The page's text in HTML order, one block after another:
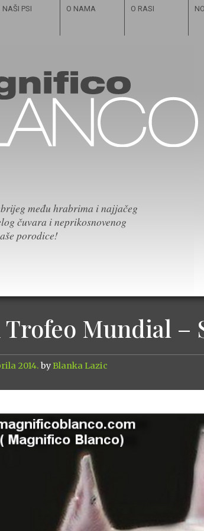
NAŠI PSI O NAMA O RASI
među hrabrima i najjačeg
čuvara i neprikosnovenog
porodice!
Trofeo Mundial –
2014. by Blanka Lazic